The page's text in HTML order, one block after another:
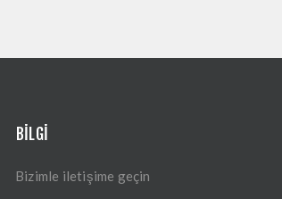
BILGI
Bizimle iletişime geçin